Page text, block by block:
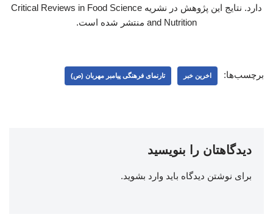
دارد. نتایج این پژوهش در نشریه Critical Reviews in Food Science
and Nutrition منتشر شده است.
برچسب‌ها: اخرین خبر تارنمای فرهنگی پیامبر مهربان (ص)
دیدگاهتان را بنویسید
برای نوشتن دیدگاه باید وارد بشوید.